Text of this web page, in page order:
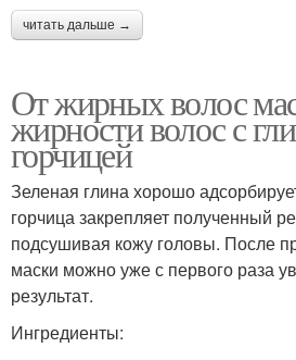
читать дальше →
От жирных волос
жирности волос с
горчицей
Зеленая глина хорошо
горчица закрепляет полученный
подсушивая кожу головы. После
маски можно уже с первого раза
результат.
Ингредиенты: